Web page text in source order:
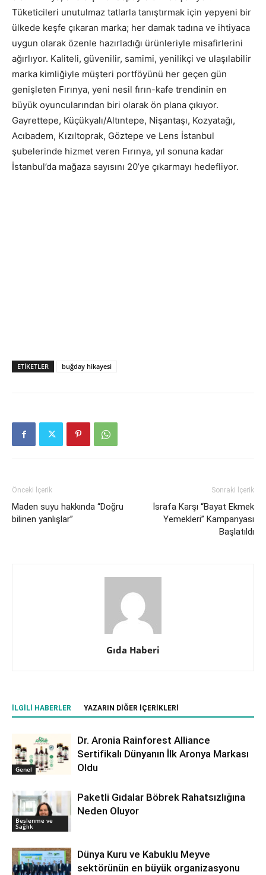
Tüketicileri unutulmaz tatlarla tanıştırmak için yepyeni bir
ülkede keşfe çıkaran marka; her damak tadına ve ihtiyaca
uygun olarak özenle hazırladığı ürünleriyle misafirlerini
ağırlıyor. Kaliteli, güvenilir, samimi, yenilikçi ve ulaşılabilir
marka kimliğiyle müşteri portföyünü her geçen gün
genişleten Fırınya, yeni nesil fırın-kafe trendinin en
büyük oyuncularından biri olarak ön plana çıkıyor.
Gayrettepe, Küçükyalı/Altıntepe, Nişantaşı, Kozyatağı,
Acıbadem, Kızıltoprak, Göztepe ve Lens İstanbul
şubelerinde hizmet veren Fırınya, yıl sonuna kadar
İstanbul’da mağaza sayısını 20’ye çıkarmayı hedefliyor.
ETIKETLER buğday hikayesi
Önceki İçerik
Maden suyu hakkında “Doğru
bilinen yanlışlar”
Sonraki İçerik
İsrafa Karşı “Bayat Ekmek
Yemekleri” Kampanyası
Başlatıldı
Gıda Haberi
İLGILI HABERLER YAZARIN DIĞER İÇERIKLERI
Genel
Dr. Aronia Rainforest Alliance
Sertifikalı Dünyanın İlk Aronya Markası
Oldu
Beslenme ve
Sağlık
Paketli Gıdalar Böbrek Rahatsızlığına
Neden Oluyor
Dünya Kuru ve Kabuklu Meyve
sektörünün en büyük organizasyonu